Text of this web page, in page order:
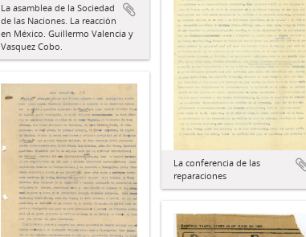
La asamblea de la Sociedad
de las Naciones. La reacción
en México. Guillermo Valencia y
Vasquez Cobo.
La conferencia de las
reparaciones